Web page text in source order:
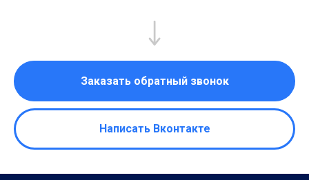
Заказать обратный звонок
Написать Вконтакте